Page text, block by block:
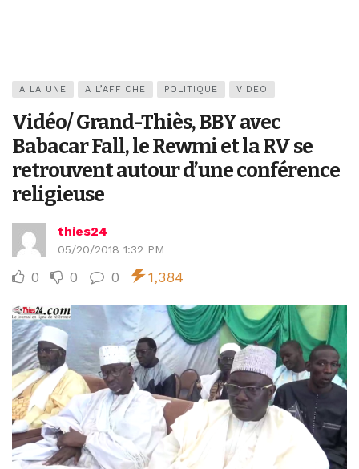
A LA UNE A L’AFFICHE POLITIQUE VIDEO
Vidéo/ Grand-Thiès, BBY avec
Babacar Fall, le Rewmi et la RV se
retrouvent autour d’une conférence
religieuse
thies24
05/20/2018 1:32 PM
0 0 0 1,384